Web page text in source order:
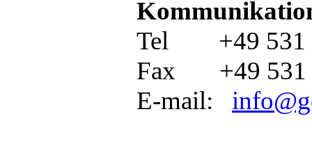
Tel +49 531
Fax +49 531
E-mail: